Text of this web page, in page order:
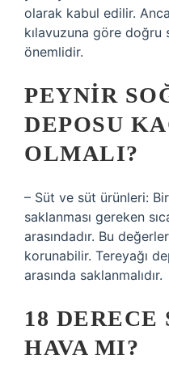
olarak kabul edilir.
kılavuzuna göre doğru
önemlidir.
PEYNIR
DEPOSU
OLMALI?
– Süt ve süt ürünleri:
saklanması gereken
arasındadır. Bu
korunabilir. Tereyağı
arasında saklanmalıdır.
18 DERECE
HAVA MI?